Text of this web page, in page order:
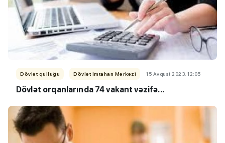
Dövlət qulluğu Dövlət İmtahan Mərkəzi 15 Avqust 2023, 12:05
Dövlət orqanlarında 74 vakant vəzifə...